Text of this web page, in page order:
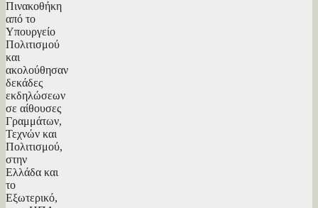
Πινακοθήκη
από το
Υπουργείο
Πολιτισμού
και
ακολούθησαν
δεκάδες
εκδηλώσεων
σε αίθουσες
Γραμμάτων,
Τεχνών και
Πολιτισμού,
στην
Ελλάδα και
το
Εξωτερικό,